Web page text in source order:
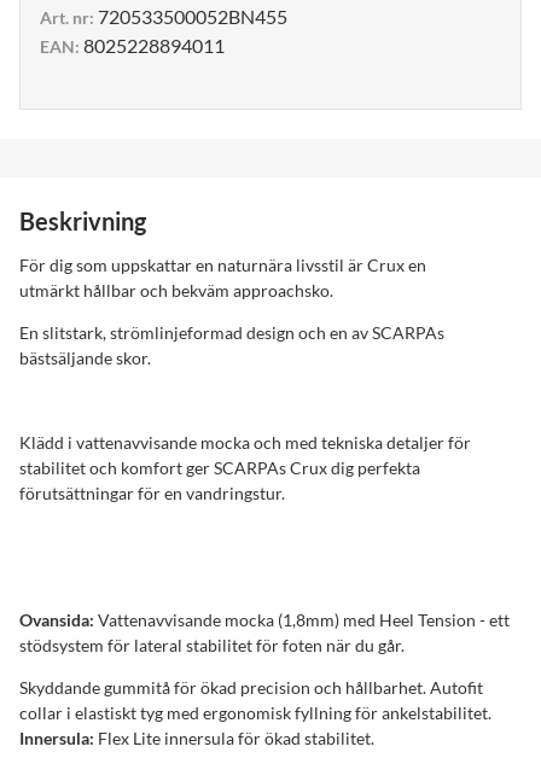
Art. nr: 720533500052BN455
EAN: 8025228894011
Beskrivning
För dig som uppskattar en naturnära livsstil är Crux en
utmärkt hållbar och bekväm approachsko.
En slitstark, strömlinjeformad design och en av SCARPAs
bästsäljande skor.
Klädd i vattenavvisande mocka och med tekniska detaljer för
stabilitet och komfort ger SCARPAs Crux dig perfekta
förutsättningar för en vandringstur.
Ovansida: Vattenavvisande mocka (1,8mm) med Heel Tension - ett
stödsystem för lateral stabilitet för foten när du går.
Skyddande gummitå för ökad precision och hållbarhet. Autofit
collar i elastiskt tyg med ergonomisk fyllning för ankelstabilitet.
Innersula: Flex Lite innersula för ökad stabilitet.